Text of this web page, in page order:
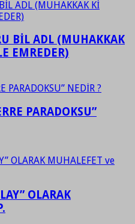
BİL ADL (MUHAKKAK
EMREDER)
PARADOKSU”
OLARAK